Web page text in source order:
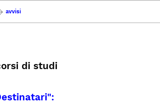
avvisi
di studi